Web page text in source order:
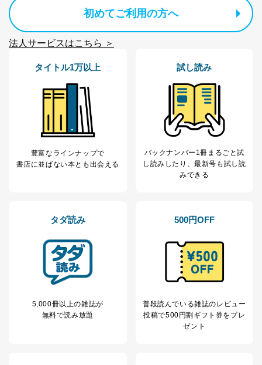
当社は以下の個人情報保護管理者を設置し、個人情報保
護管理者の責任のもと、個人情報を取得・アクセス・利
用・提供・管理いたします。
株式会社富士山マガジンサービス
個人情報保護管理者: 経営管理グループディレクター 前
田 嘉也
りです。
個人情報の種類 利用目的
当社の定期購読サ
の方の個人情報
ス、キャンペーン等の広告の案内
閲覧履歴や購買履歴等の情報を分
析して、趣味・嗜好に
応じた新商品・サービスに関する
2 いただいた方の個
人情報
処、オペレーター教育など応対品
質向上のため
カスタマーQ＆Aサイトの投稿内容
初めてご利用の方へ
法人サービスはこちら ＞
タイトル1万以上
豊富なラインナップで
書店に並ばない本とも出会える
試し読み
バックナンバー1冊まるごと試
し読み したり、最新号も試し読
みできる
タダ読み
5,000冊以上の雑誌が
無料で読み放題
500円OFF
普段読んでいる雑誌のレビュー
投稿で500円割ギフト券をプレ
ゼント